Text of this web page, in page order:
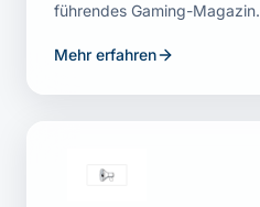
führendes Gaming-Magazin.
Mehr erfahren